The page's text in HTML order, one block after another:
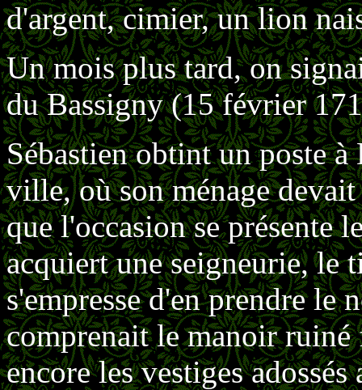
d'argent, cimier, un lion
Un mois plus tard, on
du Bassigny (15 février
Sébastien obtint un poste
ville, où son ménage
que l'occasion se présente
acquiert une seigneurie,
s'empresse d'en prendre le
comprenait le manoir
encore les vestiges